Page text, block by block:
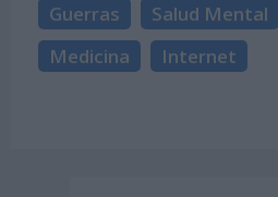
Guerras
Salud Mental
Medicina
Internet